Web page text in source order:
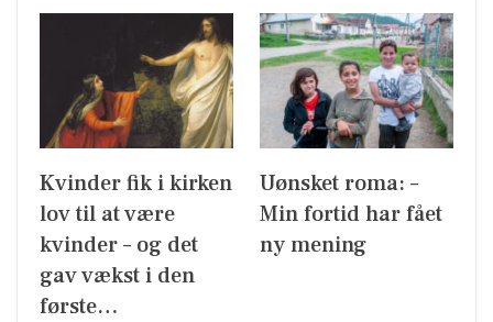
Kvinder fik i kirken
lov til at være
kvinder – og det
gav vækst i den
første…
Uønsket roma: –
Min fortid har fået
ny mening